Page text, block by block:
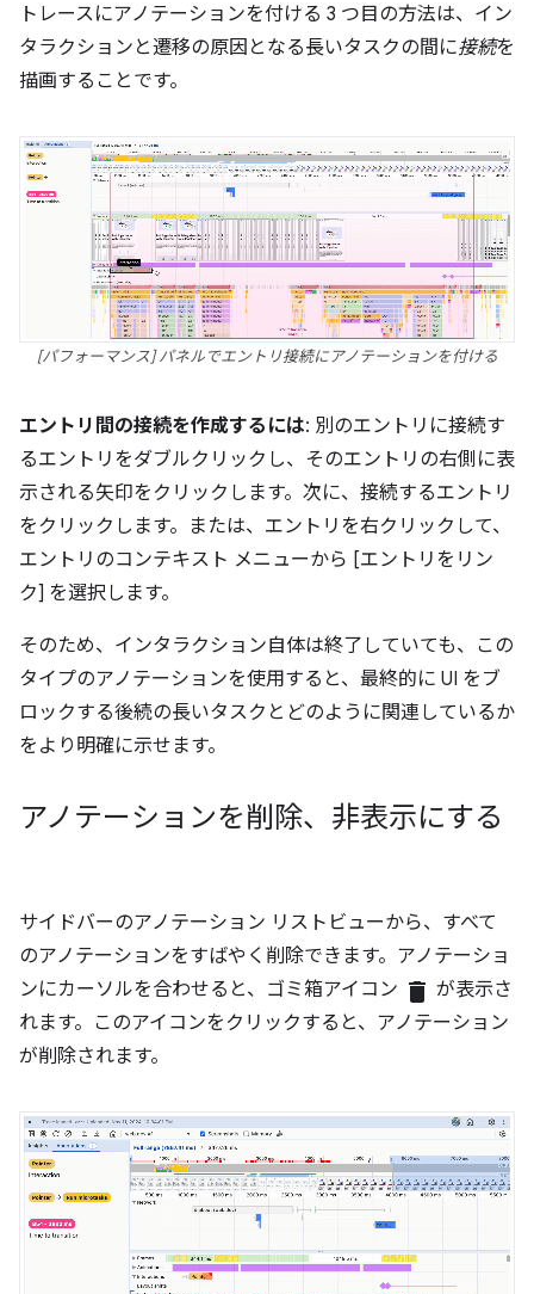
トレースにアノテーションを付ける 3 つ目の方法は、イン
タラクションと遷移の原因となる長いタスクの間に接続を
描画することです。
[パフォーマンス] パネルでエントリ接続にアノテーションを付ける
エントリ間の接続を作成するには: 別のエントリに接続す
るエントリをダブルクリックし、そのエントリの右側に表
示される矢印をクリックします。次に、接続するエントリ
をクリックします。または、エントリを右クリックして、
エントリのコンテキスト メニューから [エントリをリン
ク] を選択します。
そのため、インタラクション自体は終了していても、この
タイプのアノテーションを使用すると、最終的に UI をブ
ロックする後続の長いタスクとどのように関連しているか
をより明確に示せます。
アノテーションを削除、非表示にする
サイドバーのアノテーション リストビューから、すべて
のアノテーションをすばやく削除できます。アノテーショ
ンにカーソルを合わせると、ゴミ箱アイコン delete が表示さ
れます。このアイコンをクリックすると、アノテーション
が削除されます。